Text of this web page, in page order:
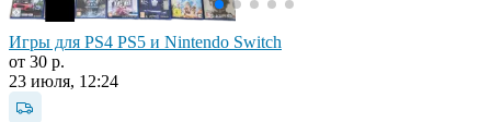
Игры для PS4 PS5 и Nintendo Switch
от 30 р.
23 июля, 12:24